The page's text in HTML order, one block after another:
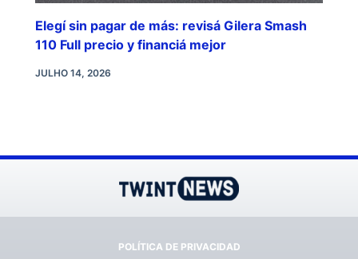
Elegí sin pagar de más: revisá Gilera Smash
110 Full precio y financiá mejor
JULHO 14, 2026
POLÍTICA DE PRIVACIDAD